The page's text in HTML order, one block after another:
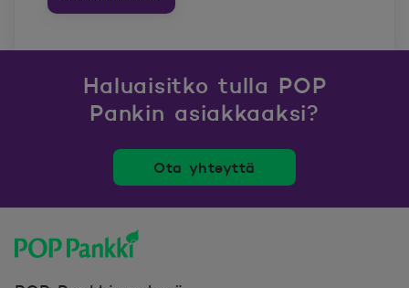
Haluaisitko tulla POP
Pankin asiakkaaksi?
Ota yhteyttä